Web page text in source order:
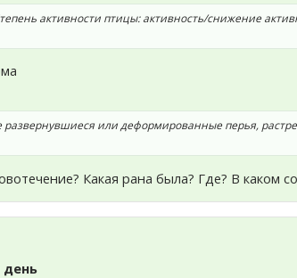
активности птицы: активность/снижение
или деформированные перья,
Какая рана была? Где? В каком
день